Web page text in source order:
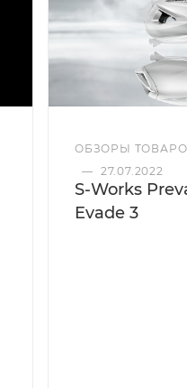
ОБЗОРЫ
— 27.07.2022
S-Works
Evade 3